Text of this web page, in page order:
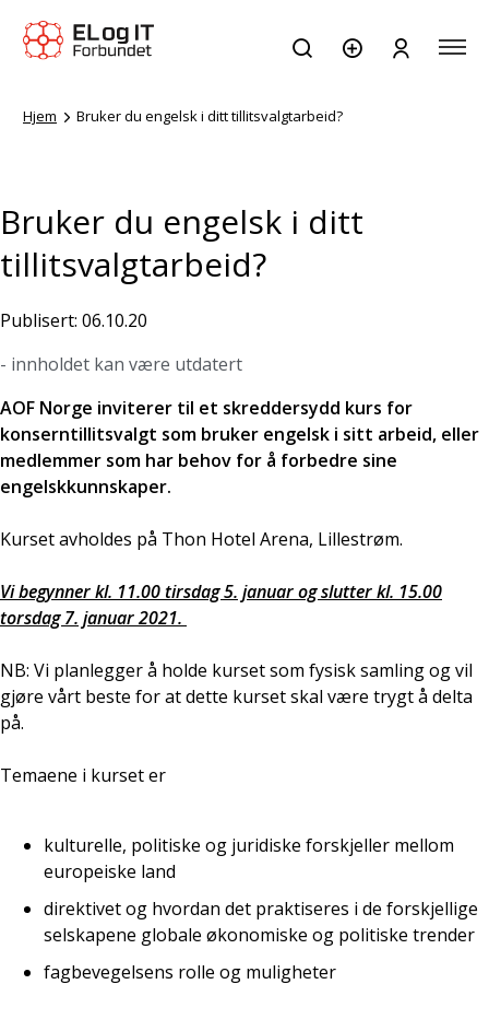
Hjem Bruker du engelsk i ditt tillitsvalgtarbeid?
Bruker du engelsk i ditt
tillitsvalgtarbeid?
Publisert: 06.10.20
- innholdet kan være utdatert
AOF Norge inviterer til et skreddersydd kurs for
konserntillitsvalgt som bruker engelsk i sitt arbeid, eller
medlemmer som har behov for å forbedre sine
engelskkunnskaper.
Kurset avholdes på Thon Hotel Arena, Lillestrøm.
Vi begynner kl. 11.00 tirsdag 5. januar og slutter kl. 15.00
torsdag 7. januar 2021.
NB: Vi planlegger å holde kurset som fysisk samling og vil
gjøre vårt beste for at dette kurset skal være trygt å delta
på.
Temaene i kurset er
kulturelle, politiske og juridiske forskjeller mellom
europeiske land
direktivet og hvordan det praktiseres i de forskjellige
selskapene globale økonomiske og politiske trender
fagbevegelsens rolle og muligheter